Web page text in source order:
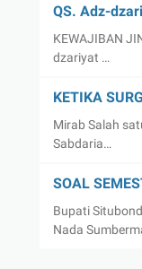
QS. Adz-
KEWAJIBAN
dzariyat …
KETIKA
Mirab Salah
Sabdaria…
SOAL
Bupati
Nada